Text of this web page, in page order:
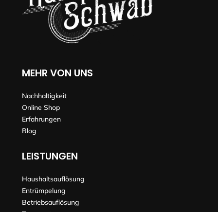
MEHR VON UNS
Nachhaltigkeit
Online Shop
Erfahrungen
Blog
LEISTUNGEN
Haushaltsauflösung
Entrümpelung
Betriebsauflösung